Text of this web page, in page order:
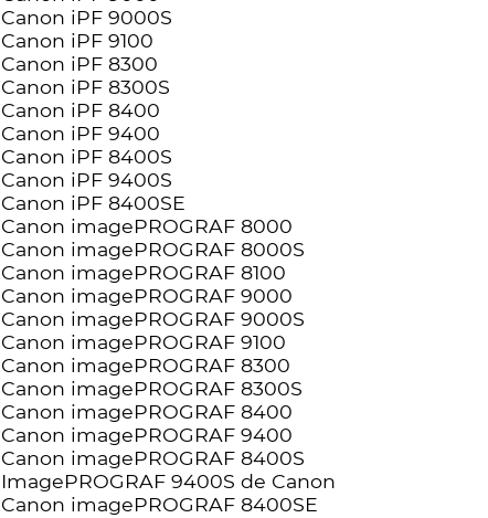
Canon iPF 9000S
Canon iPF 9100
Canon iPF 8300
Canon iPF 8300S
Canon iPF 8400
Canon iPF 9400
Canon iPF 8400S
Canon iPF 9400S
Canon iPF 8400SE
Canon imagePROGRAF 8000
Canon imagePROGRAF 8000S
Canon imagePROGRAF 8100
Canon imagePROGRAF 9000
Canon imagePROGRAF 9000S
Canon imagePROGRAF 9100
Canon imagePROGRAF 8300
Canon imagePROGRAF 8300S
Canon imagePROGRAF 8400
Canon imagePROGRAF 9400
Canon imagePROGRAF 8400S
ImagePROGRAF 9400S de Canon
Canon imagePROGRAF 8400SE